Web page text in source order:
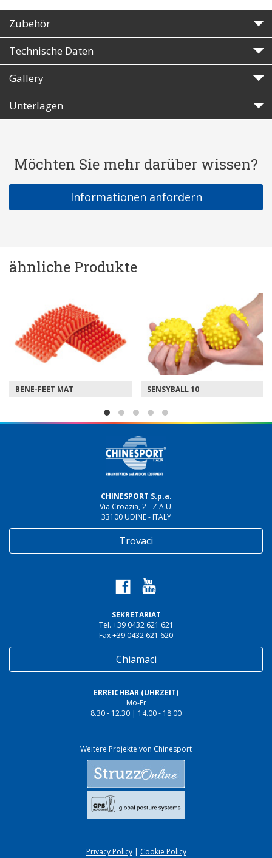
Zubehör
Technische Daten
Gallery
Unterlagen
Möchten Sie mehr darüber wissen?
Informationen anfordern
ähnliche Produkte
FEET MAT SENSYBALL 10
CHINESPORT S.p.a.
Via Croazia, 2 - Z.A.U.
33100 UDINE - ITALY
Trovaci
SEKRETARIAT
Tel. +39 0432 621 621
Fax +39 0432 621 620
Chiamaci
ERREICHBAR (UHRZEIT)
Mo-Fr
8.30 - 12.30 | 14.00 - 18.00
Weitere Projekte von Chinesport
Privacy Policy| Cookie Policy